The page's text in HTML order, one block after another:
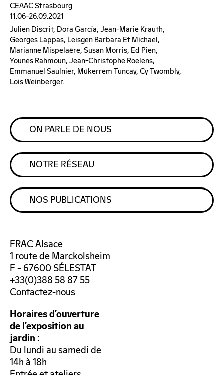
CEAAC Strasbourg
11.06–26.09.2021
Julien Discrit, Dora García, Jean-Marie Krauth,
Georges Lappas, Leisgen Barbara Et Michael,
Marianne Mispelaëre, Susan Morris, Ed Pien,
Younes Rahmoun, Jean-Christophe Roelens,
Emmanuel Saulnier, Mükerrem Tuncay, Cy Twombly,
Lois Weinberger.
ON PARLE DE NOUS
NOTRE RÉSEAU
NOS PUBLICATIONS
FRAC Alsace
1 route de Marckolsheim
F – 67600 SÉLESTAT
+33(0)388 58 87 55
Contactez-nous
Horaires d’ouverture
de l’exposition au
jardin :
Du lundi au samedi de
14h à 18h